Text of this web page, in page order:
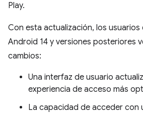
Play.
Con esta actualización, los usuarios
Android 14 y versiones posteriores
cambios:
Una interfaz de usuario
experiencia de acceso más
La capacidad de acceder con